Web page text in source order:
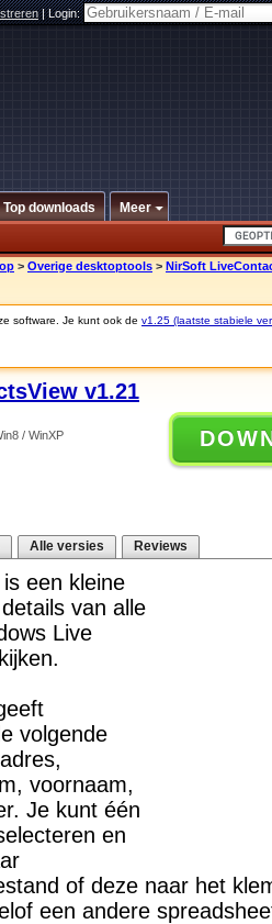
|Login:
Top downloads Meer
> Overige desktoptools > NirSoft
software. Je kunt ook de v1.25 (laatste stabiele
v1.21
/ WinXP
Alle versies Reviews
is een kleine
van alle
Live
volgende
voornaam,
Je kunt één
en
of deze naar het
een andere